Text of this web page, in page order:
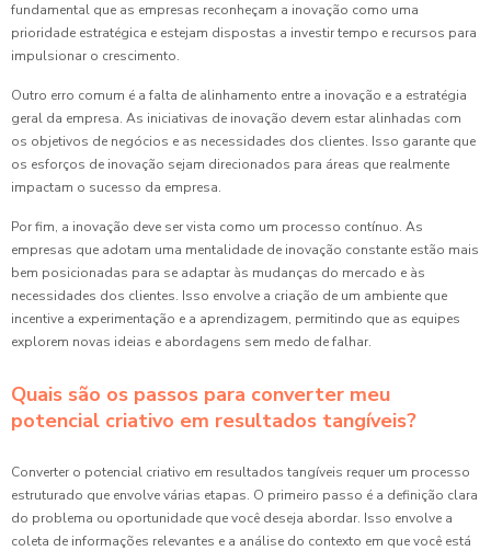
fundamental que as empresas reconheçam a inovação como uma
prioridade estratégica e estejam dispostas a investir tempo e recursos para
impulsionar o crescimento.
Outro erro comum é a falta de alinhamento entre a inovação e a estratégia
geral da empresa. As iniciativas de inovação devem estar alinhadas com
os objetivos de negócios e as necessidades dos clientes. Isso garante que
os esforços de inovação sejam direcionados para áreas que realmente
impactam o sucesso da empresa.
Por fim, a inovação deve ser vista como um processo contínuo. As
empresas que adotam uma mentalidade de inovação constante estão mais
bem posicionadas para se adaptar às mudanças do mercado e às
necessidades dos clientes. Isso envolve a criação de um ambiente que
incentive a experimentação e a aprendizagem, permitindo que as equipes
explorem novas ideias e abordagens sem medo de falhar.
Quais são os passos para converter meu
potencial criativo em resultados tangíveis?
Converter o potencial criativo em resultados tangíveis requer um processo
estruturado que envolve várias etapas. O primeiro passo é a definição clara
do problema ou oportunidade que você deseja abordar. Isso envolve a
coleta de informações relevantes e a análise do contexto em que você está